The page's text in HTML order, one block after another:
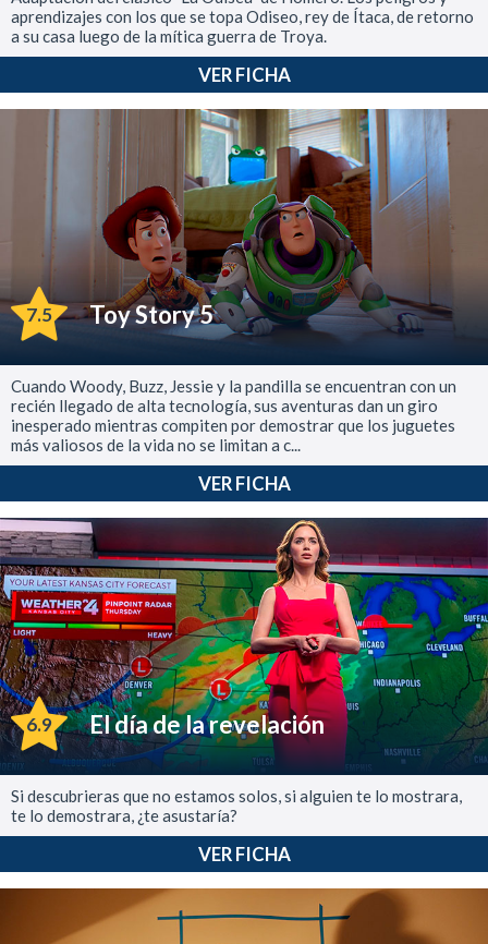
aprendizajes con los que se topa Odiseo, rey de Ítaca, de retorno
a su casa luego de la mítica guerra de Troya.
VER FICHA
7.5 Toy Story 5
Cuando Woody, Buzz, Jessie y la pandilla se encuentran con un
recién llegado de alta tecnología, sus aventuras dan un giro
inesperado mientras compiten por demostrar que los juguetes
más valiosos de la vida no se limitan a c...
VER FICHA
6.9 El día de la revelación
Si descubrieras que no estamos solos, si alguien te lo mostrara,
te lo demostrara, ¿te asustaría?
VER FICHA